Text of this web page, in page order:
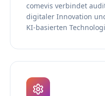
comevis verbindet
digitaler Innovation
KI-basierten